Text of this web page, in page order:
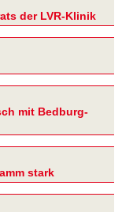
der LVR-Klinik
mit Bedburg-
stark